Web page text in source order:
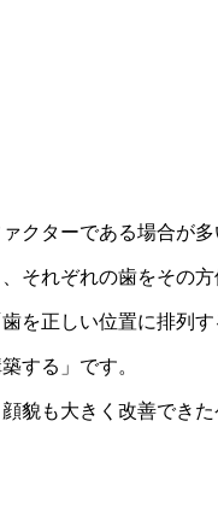
クターである場合が多
それぞれの歯をその
を正しい位置に排列
する」です。
貌も大きく改善できた